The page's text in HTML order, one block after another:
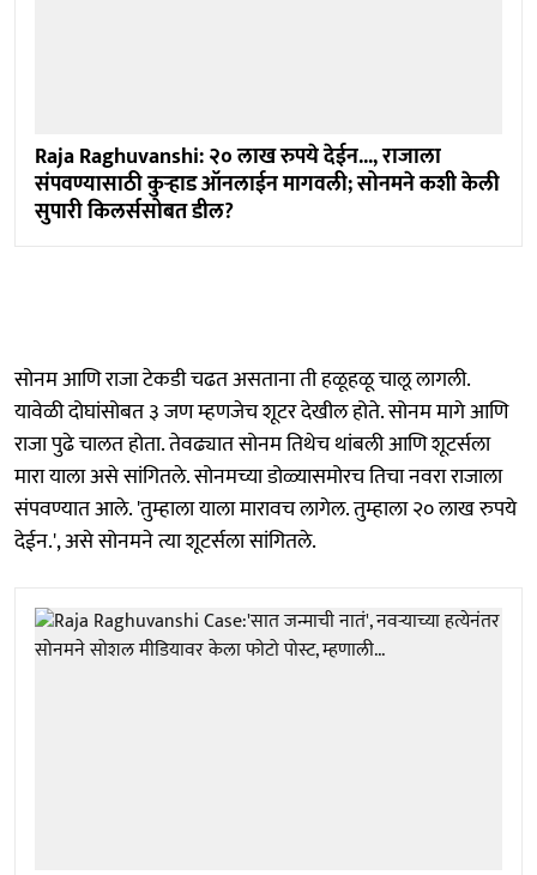
Raja Raghuvanshi: २० लाख रुपये देईन..., राजाला
संपवण्यासाठी कुऱ्हाड ऑनलाईन मागवली; सोनमने कशी केली
सुपारी किलर्ससोबत डील?
सोनम आणि राजा टेकडी चढत असताना ती हळूहळू चालू लागली.
यावेळी दोघांसोबत ३ जण म्हणजेच शूटर देखील होते. सोनम मागे आणि
राजा पुढे चालत होता. तेवढ्यात सोनम तिथेच थांबली आणि शूटर्सला
मारा याला असे सांगितले. सोनमच्या डोळ्यासमोरच तिचा नवरा राजाला
संपवण्यात आले. 'तुम्हाला याला मारावच लागेल. तुम्हाला २० लाख रुपये
देईन.', असे सोनमने त्या शूटर्सला सांगितले.